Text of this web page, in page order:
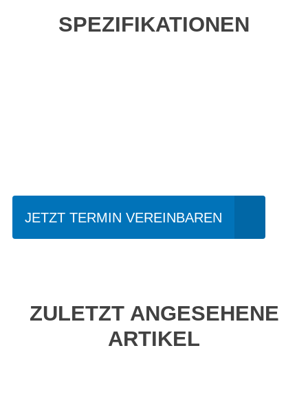
SPEZIFIKATIONEN
JETZT TERMIN VEREINBAREN
ZULETZT ANGESEHENE
ARTIKEL